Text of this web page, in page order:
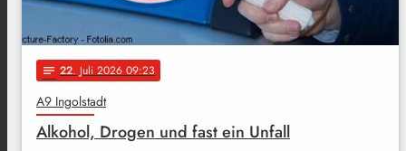
notes 22. Juli 2026 09:23
A9 Ingolstadt
Alkohol, Drogen und fast ein Unfall